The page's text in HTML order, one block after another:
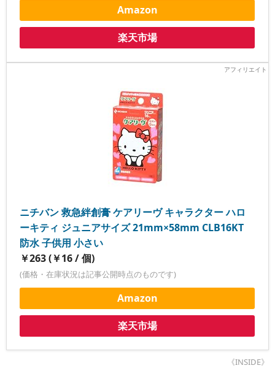
Amazon
楽天市場
ニチバン 救急絆創膏 ケアリーヴ キャラクター ハロ
ーキティ ジュニアサイズ 21mm×58mm CLB16KT
防水 子供用 小さい
￥263 (￥16 / 個)
(価格・在庫状況は記事公開時点のものです)
Amazon
楽天市場
《INSIDE》